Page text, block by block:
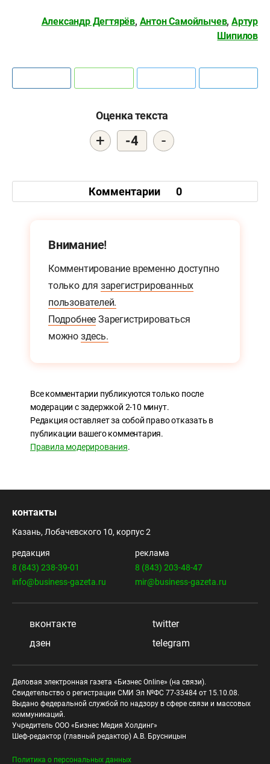
Александр Дегтярёв, Антон Самойлычев, Артур
Шипилов
Оценка текста
+ -4 -
Комментарии 0
Внимание!
Комментирование временно доступно
только для зарегистрированных
пользователей.
Подробнее Зарегистрироваться
можно здесь.
Все комментарии публикуются только после
модерации с задержкой 2-10 минут.
Редакция оставляет за собой право отказать в
публикации вашего комментария.
Правила модерирования.
контакты
Казань, Лобачевского 10, корпус 2
редакция
8 (843) 238-39-01
info@business-gazeta.ru
реклама
8 (843) 203-48-47
mir@business-gazeta.ru
вконтакте
twitter
дзен
telegram
Деловая электронная газета «Бизнес Online» (на связи).
Свидетельство о регистрации СМИ Эл №ФС 77-33484 от 15.10.08.
Выдано федеральной службой по надзору в сфере связи и массовых
коммуникаций.
Учредитель ООО «Бизнес Медия Холдинг»
Шеф-редактор (главный редактор) А.В. Брусницын
Политика о персональных данных